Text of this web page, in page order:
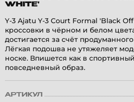
WHITE'
Y-3 Ajatu Y-3 Court Formal 'Black
кроссовки в чёрном и белом
достигается за счёт
Лёгкая подошва не утяжеляет
носке. Впишется как в
повседневный образ.
АРТИКУЛ